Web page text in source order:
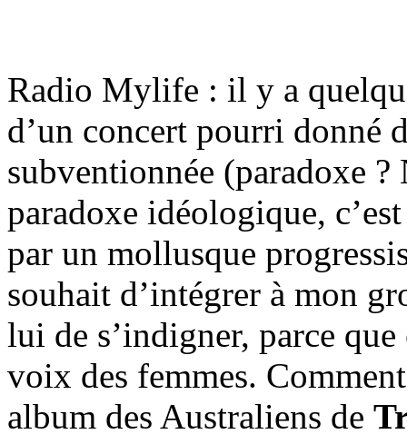
Radio Mylife : il y a
d’un concert pourri donné
subventionnée (paradoxe ?
paradoxe idéologique,
par un mollusque
souhait d’intégrer à mon
lui de s’indigner, parce
voix des femmes.
album des Australiens de